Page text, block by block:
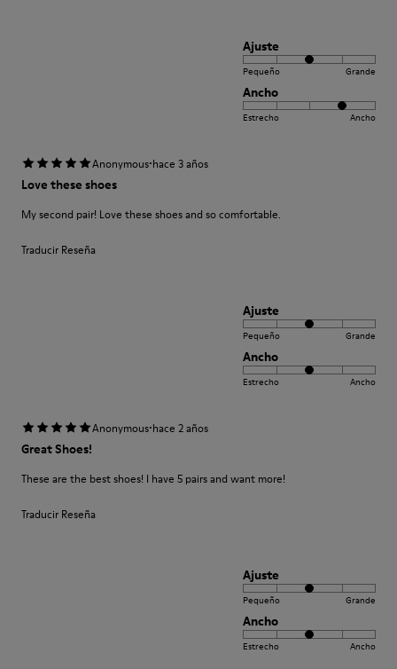
Ajuste
Pequeño Grande
Ancho
Estrecho Ancho
Anonymous·hace 3 años
Love these shoes
My second pair! Love these shoes and so comfortable.
Traducir Reseña
Ajuste
Pequeño Grande
Ancho
Estrecho Ancho
Anonymous·hace 2 años
Great Shoes!
These are the best shoes! I have 5 pairs and want more!
Traducir Reseña
Ajuste
Pequeño Grande
Ancho
Estrecho Ancho